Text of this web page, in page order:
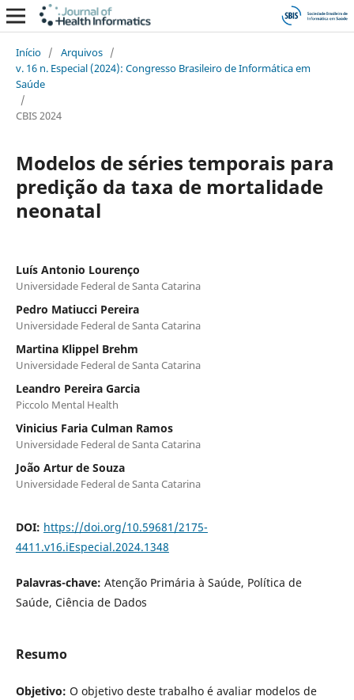
Início / Arquivos /
v. 16 n. Especial (2024): Congresso Brasileiro de Informática em
Saúde
/
CBIS 2024
Modelos de séries temporais para
predição da taxa de mortalidade
neonatal
Luís Antonio Lourenço
Universidade Federal de Santa Catarina
Pedro Matiucci Pereira
Universidade Federal de Santa Catarina
Martina Klippel Brehm
Universidade Federal de Santa Catarina
Leandro Pereira Garcia
Piccolo Mental Health
Vinicius Faria Culman Ramos
Universidade Federal de Santa Catarina
João Artur de Souza
Universidade Federal de Santa Catarina
DOI: https://doi.org/10.59681/2175-
4411.v16.iEspecial.2024.1348
Palavras-chave: Atenção Primária à Saúde, Política de
Saúde, Ciência de Dados
Resumo
Objetivo: O objetivo deste trabalho é avaliar modelos de